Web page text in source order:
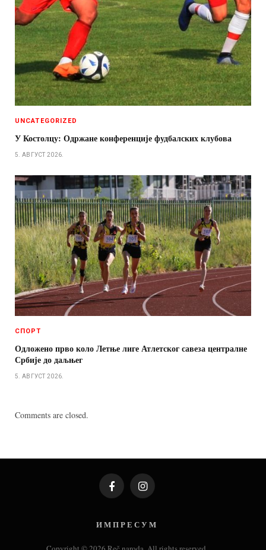
UNCATEGORIZED
У Костолцу: Одржане конференције фудбалских клубова
5. АВГУСТ 2026.
СПОРТ
Одложено прво коло Летње лиге Атлетског савеза централне
Србије до даљњег
5. АВГУСТ 2026.
Comments are closed.
FacebookInstagram
И М П Р Е С У М